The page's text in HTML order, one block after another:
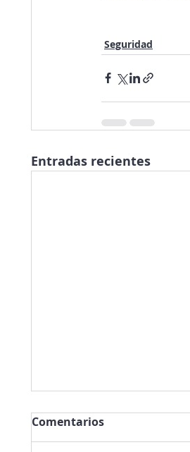
Seguridad
Entradas recientes
Comentarios